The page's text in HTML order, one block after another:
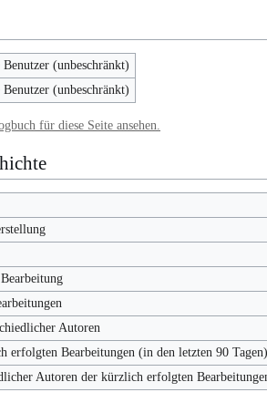
(unbeschränkt)
(unbeschränkt)
für diese Seite ansehen.
Autoren
erfolgten Bearbeitungen (in den letzten 90 Tagen)
Autoren der kürzlich erfolgten